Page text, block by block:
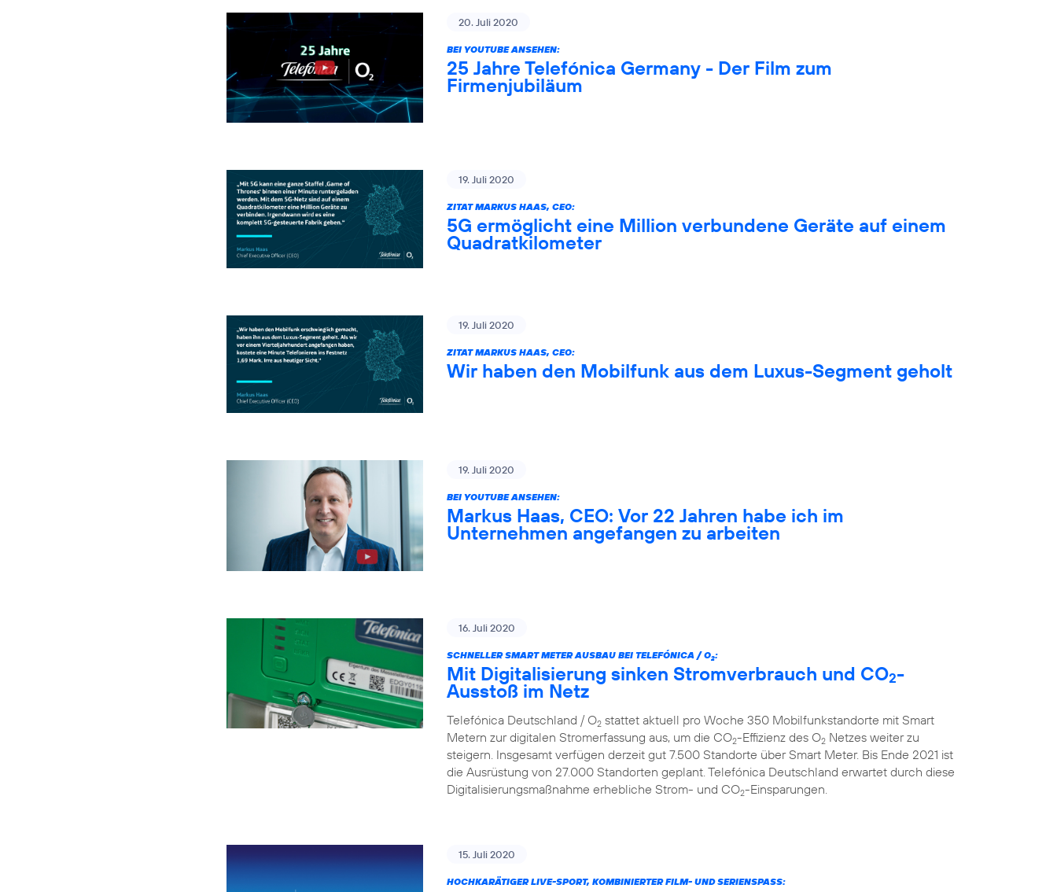
20. Juli 2020
BEI YOUTUBE ANSEHEN:
25 Jahre Telefónica Germany - Der Film zum
Firmenjubiläum
19. Juli 2020
ZITAT MARKUS HAAS, CEO:
5G ermöglicht eine Million verbundene Geräte auf einem
Quadratkilometer
19. Juli 2020
ZITAT MARKUS HAAS, CEO:
Wir haben den Mobilfunk aus dem Luxus-Segment geholt
19. Juli 2020
BEI YOUTUBE ANSEHEN:
Markus Haas, CEO: Vor 22 Jahren habe ich im
Unternehmen angefangen zu arbeiten
16. Juli 2020
SCHNELLER SMART METER AUSBAU BEI TELEFÓNICA / O2:
Mit Digitalisierung sinken Stromverbrauch und CO2-
Ausstoß im Netz
Telefónica Deutschland / O2 stattet aktuell pro Woche 350 Mobilfunkstandorte mit Smart
Metern zur digitalen Stromerfassung aus, um die CO2-Effizienz des O2 Netzes weiter zu
steigern. Insgesamt verfügen derzeit gut 7.500 Standorte über Smart Meter. Bis Ende 2021 ist
die Ausrüstung von 27.000 Standorten geplant. Telefónica Deutschland erwartet durch diese
Digitalisierungsmaßnahme erhebliche Strom- und CO2-Einsparungen.
15. Juli 2020
HOCHKARÄTIGER LIVE-SPORT, KOMBINIERTER FILM- UND SERIENSPASS: